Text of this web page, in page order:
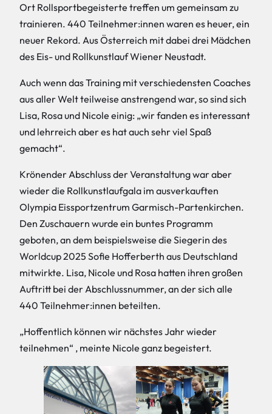
Ort Rollsportbegeisterte treffen um gemeinsam zu
trainieren. 440 Teilnehmer:innen waren es heuer, ein
neuer Rekord. Aus Österreich mit dabei drei Mädchen
des Eis- und Rollkunstlauf Wiener Neustadt.
Auch wenn das Training mit verschiedensten Coaches
aus aller Welt teilweise anstrengend war, so sind sich
Lisa, Rosa und Nicole einig: „wir fanden es interessant
und lehrreich aber es hat auch sehr viel Spaß
gemacht“.
Krönender Abschluss der Veranstaltung war aber
wieder die Rollkunstlaufgala im ausverkauften
Olympia Eissportzentrum Garmisch-Partenkirchen.
Den Zuschauern wurde ein buntes Programm
geboten, an dem beispielsweise die Siegerin des
Worldcup 2025 Sofie Hofferberth aus Deutschland
mitwirkte. Lisa, Nicole und Rosa hatten ihren großen
Auftritt bei der Abschlussnummer, an der sich alle
440 Teilnehmer:innen beteilten.
„Hoffentlich können wir nächstes Jahr wieder
teilnehmen“ , meinte Nicole ganz begeistert.